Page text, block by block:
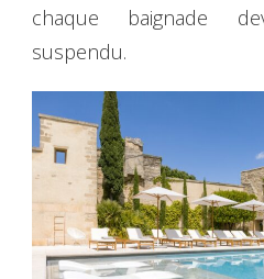
chaque baignade
suspendu.